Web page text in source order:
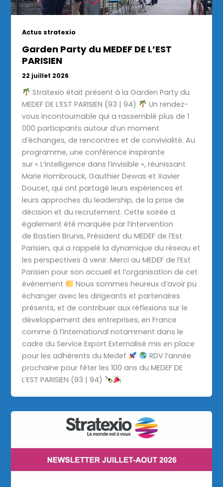
Actus stratexio
Garden Party du MEDEF DE L’EST
PARISIEN
22 juillet 2026
Stratexio était présent à la Garden Party du
MEDEF DE L’EST PARISIEN (93 | 94)
Un rendez-
vous incontournable qui a rassemblé plus de 1
000 participants autour d’un moment
d’échanges, de rencontres et de convivialité. Au
programme, une conférence inspirante
sur « L’intelligence dans l’invisible », réunissant
Marie Hombrouck, Gauthier Dewas et Xavier
Doucet, qui ont partagé leurs expériences et
leurs approches du leadership, de la prise de
décision et du recrutement. Cette soirée a
également été marquée par l’intervention
de Bastien Brunis, Président du MEDEF de l’Est
Parisien, qui a rappelé la dynamique du réseau et
les perspectives à venir. Merci au MEDEF de l’Est
Parisien pour son accueil et l’organisation de cet
événement
Nous sommes heureux d’avoir pu
échanger avec les dirigeants et partenaires
présents, et de contribuer aux réflexions sur le
développement des entreprises, en France
comme à l’international notamment dans le
cadre du Service Export Externalisé mis en place
pour les adhérents du Medef
RDV l’année
prochaine pour fêter les 100 ans du MEDEF DE
L’EST PARISIEN (93 | 94)